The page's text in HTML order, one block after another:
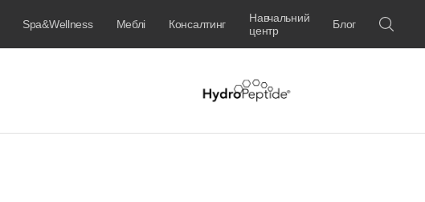
Spa&Wellness Меблі Консалтинг
Навчальний
центр
Блог